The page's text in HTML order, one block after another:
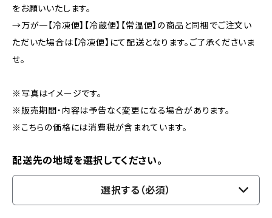
をお願いいたします。
→万が一【冷凍便】【冷蔵便】【常温便】の商品と同梱でご注文い
ただいた場合は【冷凍便】にて配送となります。ご了承くださいま
せ。
※写真はイメージです。
※販売期間・内容は予告なく変更になる場合があります。
※こちらの価格には消費税が含まれています。
配送先の地域を選択してください。
選択する（必須）